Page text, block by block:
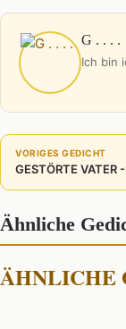
G . . . .
Ich bin
VORIGES GEDICHT
Ähnliche
ÄHNLICHE